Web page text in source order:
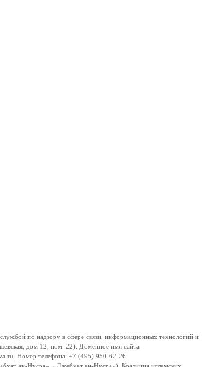
по надзору в сфере связи, информационных технологий и
дом 12, пом. 22). Доменное имя сайта
Номер телефона: +7 (495) 950-62-26